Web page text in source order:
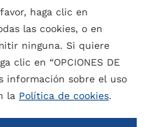
haga clic en
las cookies, o en
ninguna. Si quiere
clic en “OPCIONES DE
información sobre el uso
la Política de cookies.
202
5 20
24
20